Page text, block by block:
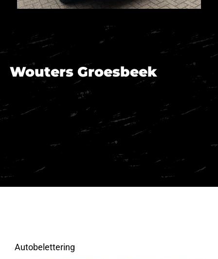
Wouters Groesbeek
Autobelettering